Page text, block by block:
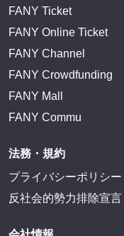
FANY Ticket
FANY Online Ticket
FANY Channel
FANY Crowdfunding
FANY Mall
FANY Commu
法務・規約
プライバシーポリシー
反社会的勢力排除宣言